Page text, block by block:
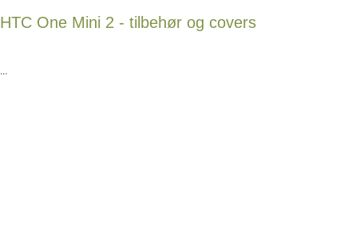
HTC One Mini 2 - tilbehør og covers
...